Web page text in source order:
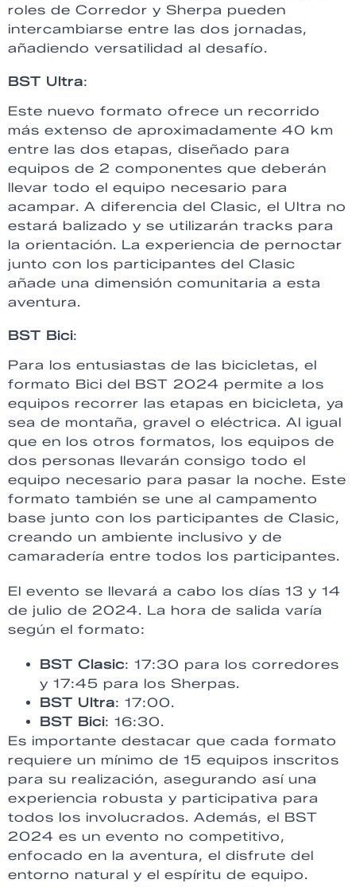
roles de Corredor y Sherpa pueden
intercambiarse entre las dos jornadas,
añadiendo versatilidad al desafío.
BST Ultra:
Este nuevo formato ofrece un recorrido
más extenso de aproximadamente 40 km
entre las dos etapas, diseñado para
equipos de 2 componentes que deberán
llevar todo el equipo necesario para
acampar. A diferencia del Clasic, el Ultra no
estará balizado y se utilizarán tracks para
la orientación. La experiencia de pernoctar
junto con los participantes del Clasic
añade una dimensión comunitaria a esta
aventura.
BST Bici:
Para los entusiastas de las bicicletas, el
formato Bici del BST 2024 permite a los
equipos recorrer las etapas en bicicleta, ya
sea de montaña, gravel o eléctrica. Al igual
que en los otros formatos, los equipos de
dos personas llevarán consigo todo el
equipo necesario para pasar la noche. Este
formato también se une al campamento
base junto con los participantes de Clasic,
creando un ambiente inclusivo y de
camaradería entre todos los participantes.
El evento se llevará a cabo los días 13 y 14
de julio de 2024. La hora de salida varía
según el formato:
BST Clasic: 17:30 para los corredores
y 17:45 para los Sherpas.
BST Ultra: 17:00.
BST Bici: 16:30.
Es importante destacar que cada formato
requiere un mínimo de 15 equipos inscritos
para su realización, asegurando así una
experiencia robusta y participativa para
todos los involucrados. Además, el BST
2024 es un evento no competitivo,
enfocado en la aventura, el disfrute del
entorno natural y el espíritu de equipo.